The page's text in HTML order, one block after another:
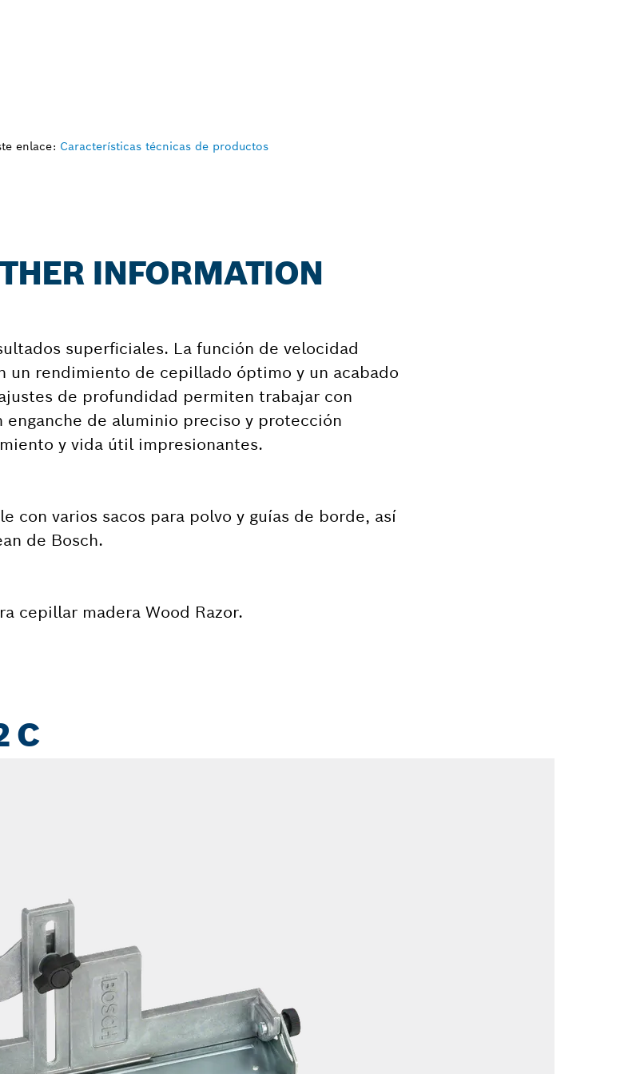
enlace: Características técnicas de productos
INFORMATION
superficiales. La función de velocidad
un rendimiento de cepillado óptimo y un acabado
de profundidad permiten trabajar con
de aluminio preciso y protección
y vida útil impresionantes.
con varios sacos para polvo y guías de borde, así
de Bosch.
cepillar madera Wood Razor.
C